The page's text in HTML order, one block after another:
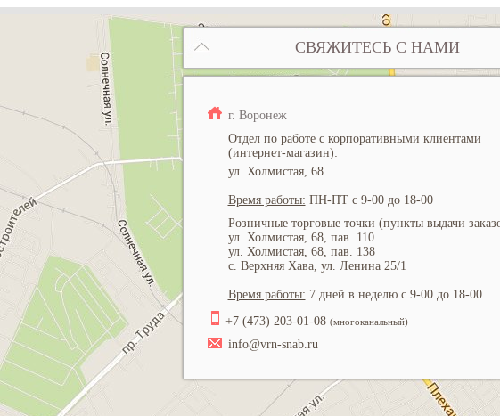
СВЯЖИТЕСЬ С НАМИ
г. Воронеж
Отдел по работе с корпоративными клиентами
(интернет-магазин):
ул. Холмистая, 68
Время работы: ПН-ПТ с 9-00 до 18-00
Розничные торговые точки (пункты выдачи
ул. Холмистая, 68, пав. 110
ул. Холмистая, 68, пав. 138
с. Верхняя Хава, ул. Ленина 25/1
Время работы: 7 дней в неделю с 9-00 до 18-00.
+7 (473) 203-01-08 (многоканальный)
info@vrn-snab.ru